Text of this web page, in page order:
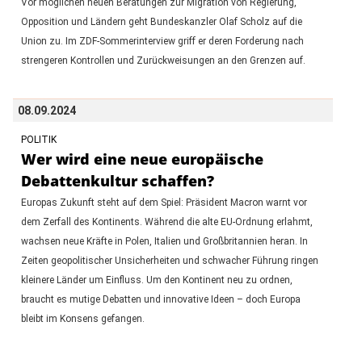
Vor möglichen neuen Beratungen zur Migration von Regierung,
Opposition und Ländern geht Bundeskanzler Olaf Scholz auf die
Union zu. Im ZDF-Sommerinterview griff er deren Forderung nach
strengeren Kontrollen und Zurückweisungen an den Grenzen auf.
08.09.2024
POLITIK
Wer wird eine neue europäische
Debattenkultur schaffen?
Europas Zukunft steht auf dem Spiel: Präsident Macron warnt vor
dem Zerfall des Kontinents. Während die alte EU-Ordnung erlahmt,
wachsen neue Kräfte in Polen, Italien und Großbritannien heran. In
Zeiten geopolitischer Unsicherheiten und schwacher Führung ringen
kleinere Länder um Einfluss. Um den Kontinent neu zu ordnen,
braucht es mutige Debatten und innovative Ideen – doch Europa
bleibt im Konsens gefangen.